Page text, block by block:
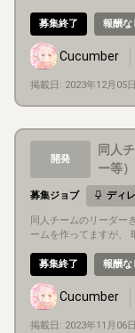
ア絵を描いていただける方も欲しいです
方、Discordでコミュニ
募集終了 報酬な
Cucumber
掲載日: 2023年12月05日
開発
同人
ー等
募集ジョブ ディ
同人チームのリーダーきゅうりです。 きゅう
ームを作ってますが、 暇な時間で第２（ほかの人のところ）、第３（自作Q
たいので、コアなメンバー募集です。 仲良く
たい人でも歓迎です。
募集終了 報酬な
Cucumber
掲載日: 2023年11月06日